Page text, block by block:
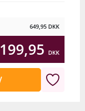
649,95 DKK
199,95 DKK